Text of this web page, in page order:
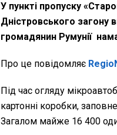
У пункті пропуску
Дністровського загону
громадянин Румунії
Про це повідомляє
Під час огляду
картонні коробки,
Загалом майже 16 400